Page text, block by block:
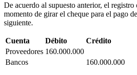
De acuerdo al supuesto anterior, el registro
momento de girar el cheque para el pago
siguiente.
Cuenta Débito
Crédito
Proveedores 160.000.000
Bancos
160.000.000